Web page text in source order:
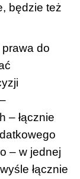
będzie też
do
– łącznie
– w jednej
łącznie